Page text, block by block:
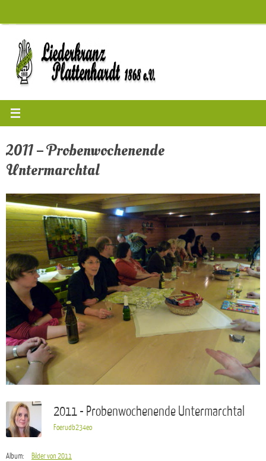
Inhalt
springen
2011 – Probenwochenende
Untermarchtal
2011 - Probenwochenende Untermarchtal
Foerudb234eo
Album: Bilder von 2011